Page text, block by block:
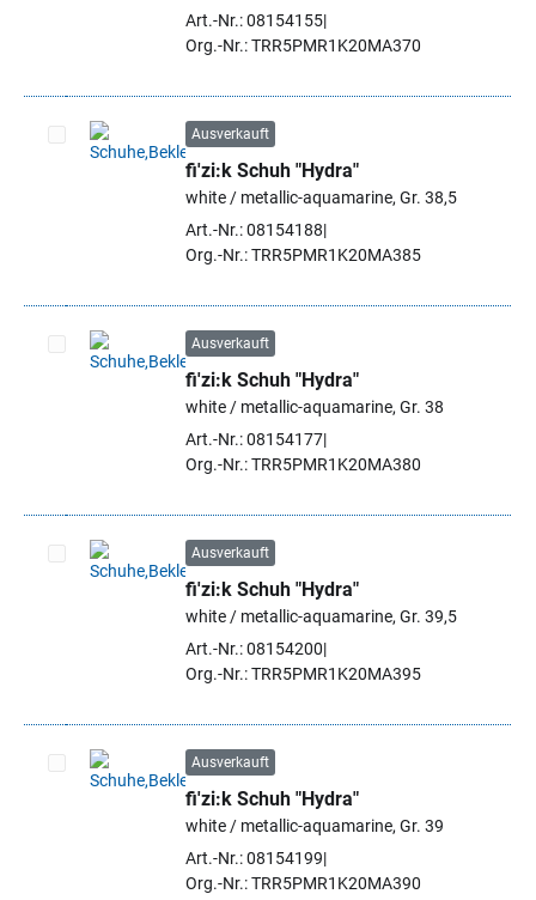
Art.-Nr.: 08154155
Org.-Nr.: TRR5PMR1K20MA370
Artikel auswählen
Ausverkauft
fi'zi:k Schuh "Hydra"
white / metallic-aquamarine, Gr. 38,5
Art.-Nr.: 08154188
Org.-Nr.: TRR5PMR1K20MA385
Artikel auswählen
Ausverkauft
fi'zi:k Schuh "Hydra"
white / metallic-aquamarine, Gr. 38
Art.-Nr.: 08154177
Org.-Nr.: TRR5PMR1K20MA380
Artikel auswählen
Ausverkauft
fi'zi:k Schuh "Hydra"
white / metallic-aquamarine, Gr. 39,5
Art.-Nr.: 08154200
Org.-Nr.: TRR5PMR1K20MA395
Artikel auswählen
Ausverkauft
fi'zi:k Schuh "Hydra"
white / metallic-aquamarine, Gr. 39
Art.-Nr.: 08154199
Org.-Nr.: TRR5PMR1K20MA390